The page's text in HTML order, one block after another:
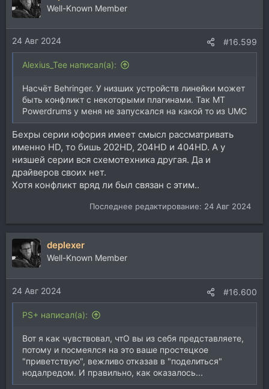
Well-Known Member
24 Авг 2024 #16.599
Alexius_Tee написал(а):
Насчёт Behringer. У низших устройств линейки может
быть конфликт с некоторыми плагинами. Так MT
Powerdrums у меня не запускался на какой то из UMC
Бехры серии юфория имеет смысл рассматривать
именно HD, то бишь 202HD, 204HD и 404HD. А у
низшей серии вся схемотехника другая. Да и
драйверов своих нет.
Хотя конфликт вряд ли был связан с этим..
Последнее редактирование: 24 Авг 2024
deplexer
Well-Known Member
24 Авг 2024 #16.600
PS+ написал(а):
Вот я как чувствовал, чтО вы из себя представляете,
потому и посмеялся на это ваше простецкое
"приветствую", вежливо отказав в "поделиться"
нодалредом. И правильно, как оказалось...